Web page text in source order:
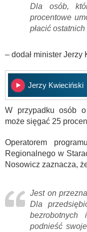
Dla osób,
procentowe
płacić ostatnich
– dodał minister Jerzy
Jerzy Kwieciński
W przypadku osób
może sięgać 25
Operatorem
Regionalnego w
Nosowicz zaznacza,
Jest on
Dla
podnieść